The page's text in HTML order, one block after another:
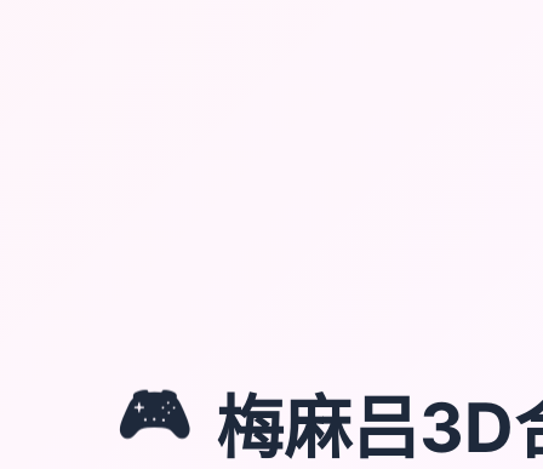
🎮 梅麻吕3D